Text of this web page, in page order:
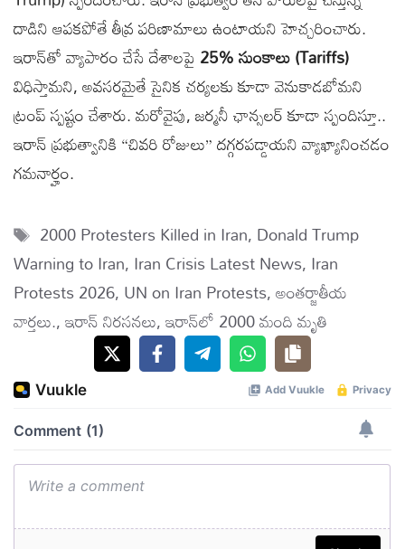
దాడిని ఆపకపోతే తీవ్ర పరిణామాలు ఉంటాయని హెచ్చరించారు.
ఇరాన్‌తో వ్యాపారం చేసే దేశాలపై 25% సుంకాలు (Tariffs)
విధిస్తామని, అవసరమైతే సైనిక చర్యలకు కూడా వెనుకాడబోమని
ట్రంప్ స్పష్టం చేశారు. మరోవైపు, జర్మనీ ఛాన్సలర్ కూడా స్పందిస్తూ..
ఇరాన్ ప్రభుత్వానికి “చివరి రోజులు” దగ్గరపడ్డాయని వ్యాఖ్యానించడం
గమనార్హం.
Tags
2000 Protesters Killed in Iran,Donald Trump
Warning to Iran,Iran Crisis Latest News,Iran
Protests 2026,UN on Iran Protests,అంతర్జాతీయ
వార్తలు.,ఇరాన్ నిరసనలు,ఇరాన్‌లో 2000 మంది మృతి